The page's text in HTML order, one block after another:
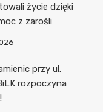
życie dzięki
z zarośli
przy ul.
rozpoczyna